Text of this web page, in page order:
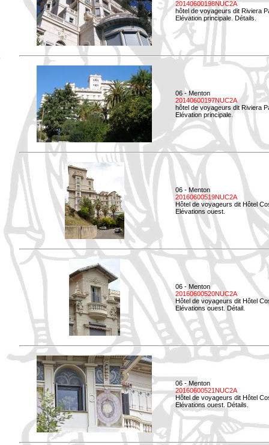
20140600198NUC2A
hôtel de voyageurs dit Riviera
Elévation principale. Détails.
06 - Menton
20140600197NUC2A
hôtel de voyageurs dit Riviera
Elévation principale.
06 - Menton
20160600519NUC2A
Hôtel de voyageurs dit Hôtel
Elévations ouest.
06 - Menton
20160600520NUC2A
Hôtel de voyageurs dit Hôtel
Elévations ouest. Détail.
06 - Menton
20160600521NUC2A
Hôtel de voyageurs dit Hôtel
Elévations ouest. Détails.